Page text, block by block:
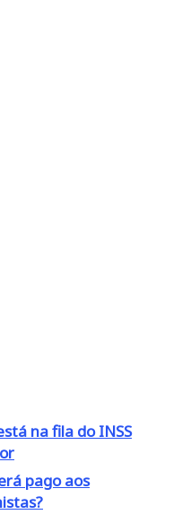
na fila do INSS
pago aos